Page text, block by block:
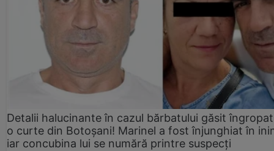
Detalii halucinante în cazul bărbatului găsit
o curte din Botoșani! Marinel a fost înjunghiat în
iar concubina lui se numără printre suspecți